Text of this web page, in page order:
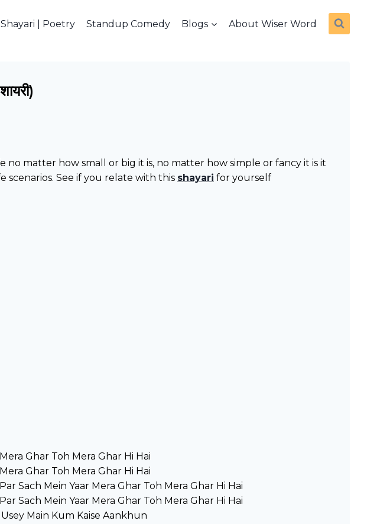
Shayari | Poetry Standup Comedy Blogs About Wiser Word
no matter how small or big it is, no matter how simple or fancy it is it
scenarios. See if you relate with this shayari for yourself
Ghar Toh Mera Ghar Hi Hai
Ghar Toh Mera Ghar Hi Hai
Sach Mein Yaar Mera Ghar Toh Mera Ghar Hi Hai
Sach Mein Yaar Mera Ghar Toh Mera Ghar Hi Hai
Main Kum Kaise Aankhun